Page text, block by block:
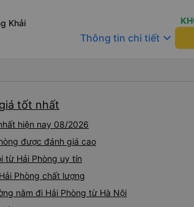
Khải
chỉ có 2 điểm cần phê
phải lỗi của công ty xe
vé tôi đặt qua Vexere - thời
thêm hành khách khoảng
lại đi qua đúng điểm dừng
muốn ngồi thêm một tiếng
dụng bị sai nên mặc dù số
không như tôi mong đợi
giường tầng trên thay vì
nhưng nếu vậy thì trang
Thông tin chi tiết keyboard_arrow_down
tốt nhất
hiện nay 08/2026
được đánh giá cao
từ Hải Phòng uy tín
Phòng chất lượng
nằm đi Hải Phòng từ Hà Nội